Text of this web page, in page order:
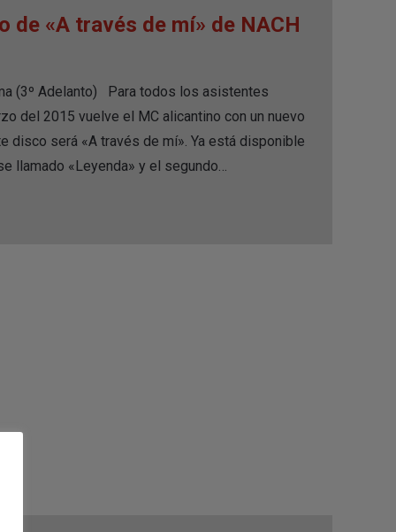
de «A través de mí» de NACH
(3º Adelanto) Para todos los asistentes
del 2015 vuelve el MC alicantino con un nuevo
disco será «A través de mí». Ya está disponible
llamado «Leyenda» y el segundo…